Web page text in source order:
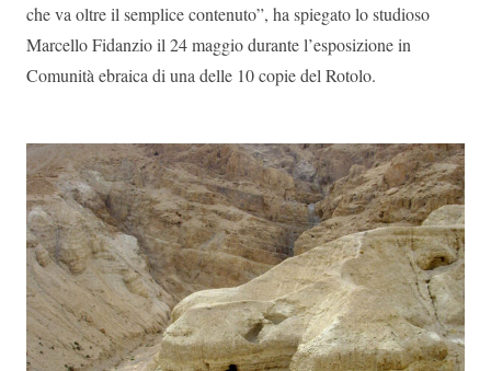
che va oltre il semplice contenuto”, ha spiegato lo studioso
Marcello Fidanzio il 24 maggio durante l’esposizione in
Comunità ebraica di una delle 10 copie del Rotolo.